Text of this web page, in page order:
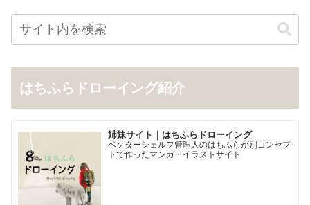
はちふらドローイング紹介
姉妹サイト｜はちふらドローイング
ベクターシェルフ管理人のはちふらが別コンセプ
トで作ったマンガ・イラストサイト